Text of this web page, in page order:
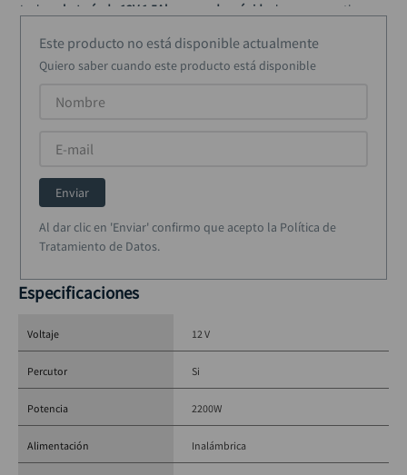
Incluye batería de 12V 1.5Ah y cargador rápido
, lo que garantiza
portabrocas automático de 3/8″ (10 mm) para cambios rápidos de
broca y luz LED integrada que ilumina el área de trabajo.
mantenga de pie por sí sola, mejorando la comodidad en el taller u
Voltaje:
Velocidad: 0–450 / 0–1.700 RPM
Golpes por minuto:
0–6.750 / 0–25.500 IPM
Capacidad de perforación en madera: 21 mm
Capacidad de perforación en metal:
Mandril:
Automático 3/8″ (10 mm)
Peso:
Este producto no está disponible actualmente
Quiero saber cuando este producto está disponible
Enviar
Al dar clic en 'Enviar' confirmo que acepto la Política de
Tratamiento de Datos.
Especificaciones
Voltaje 12 V
Percutor Si
Potencia 2200W
Alimentación Inalámbrica